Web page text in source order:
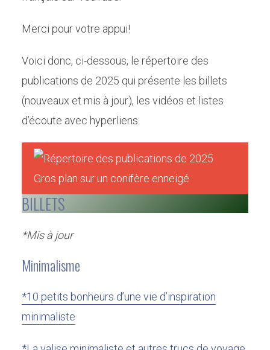
Merci pour votre appui!
Voici donc, ci-dessous, le répertoire des
publications de 2025 qui présente les billets
(nouveaux et mis à jour), les vidéos et listes
d’écoute avec hyperliens.
BILLETS
*Mis à jour
Minimalisme
*10 petits bonheurs d’une vie d’inspiration
minimaliste